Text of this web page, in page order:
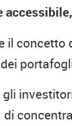
accessibile,
il concetto
gli